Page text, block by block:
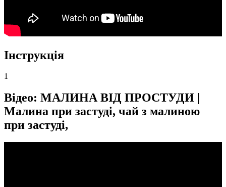
Інструкція
1
Відео: МАЛИНА ВІД ПРОСТУДИ |
Малина при застуді, чай з малиною
при застуді,